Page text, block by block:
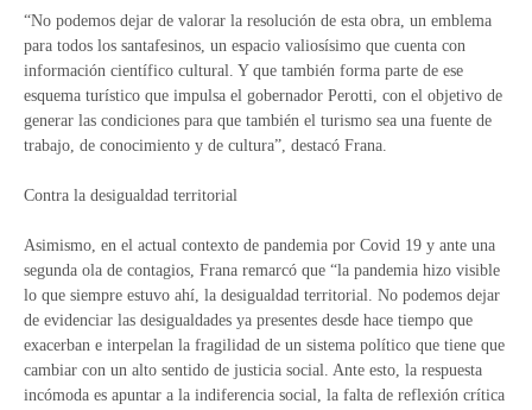
“No podemos dejar de valorar la resolución de esta obra, un emblema
para todos los santafesinos, un espacio valiosísimo que cuenta con
información científico cultural. Y que también forma parte de ese
esquema turístico que impulsa el gobernador Perotti, con el objetivo de
generar las condiciones para que también el turismo sea una fuente de
trabajo, de conocimiento y de cultura”, destacó Frana.
Contra la desigualdad territorial
Asimismo, en el actual contexto de pandemia por Covid 19 y ante una
segunda ola de contagios, Frana remarcó que “la pandemia hizo visible
lo que siempre estuvo ahí, la desigualdad territorial. No podemos dejar
de evidenciar las desigualdades ya presentes desde hace tiempo que
exacerban e interpelan la fragilidad de un sistema político que tiene que
cambiar con un alto sentido de justicia social. Ante esto, la respuesta
incómoda es apuntar a la indiferencia social, la falta de reflexión crítica